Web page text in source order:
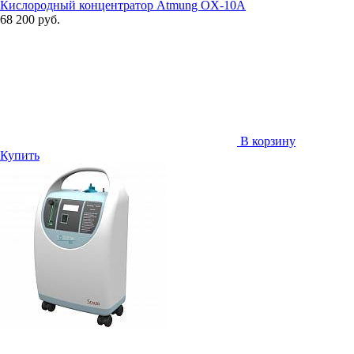
Кислородный концентратор Atmung OX-10A
68 200 руб.
В корзину
Купить